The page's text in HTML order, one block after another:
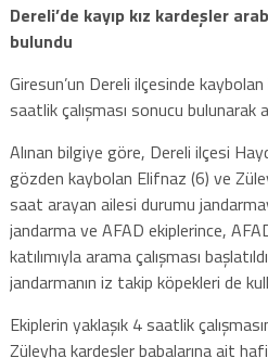
Dereli’de kayıp kız kardeşler
bulundu
Giresun’un Dereli ilçesinde
saatlik çalışması sonucu bulunarak
Alınan bilgiye göre, Dereli ilçesi
gözden kaybolan Elifnaz (6) ve
saat arayan ailesi durumu
jandarma ve AFAD ekiplerince,
katılımıyla arama çalışması
jandarmanın iz takip köpekleri de
Ekiplerin yaklaşık 4 saatlik
Züleyha kardeşler babalarına ait